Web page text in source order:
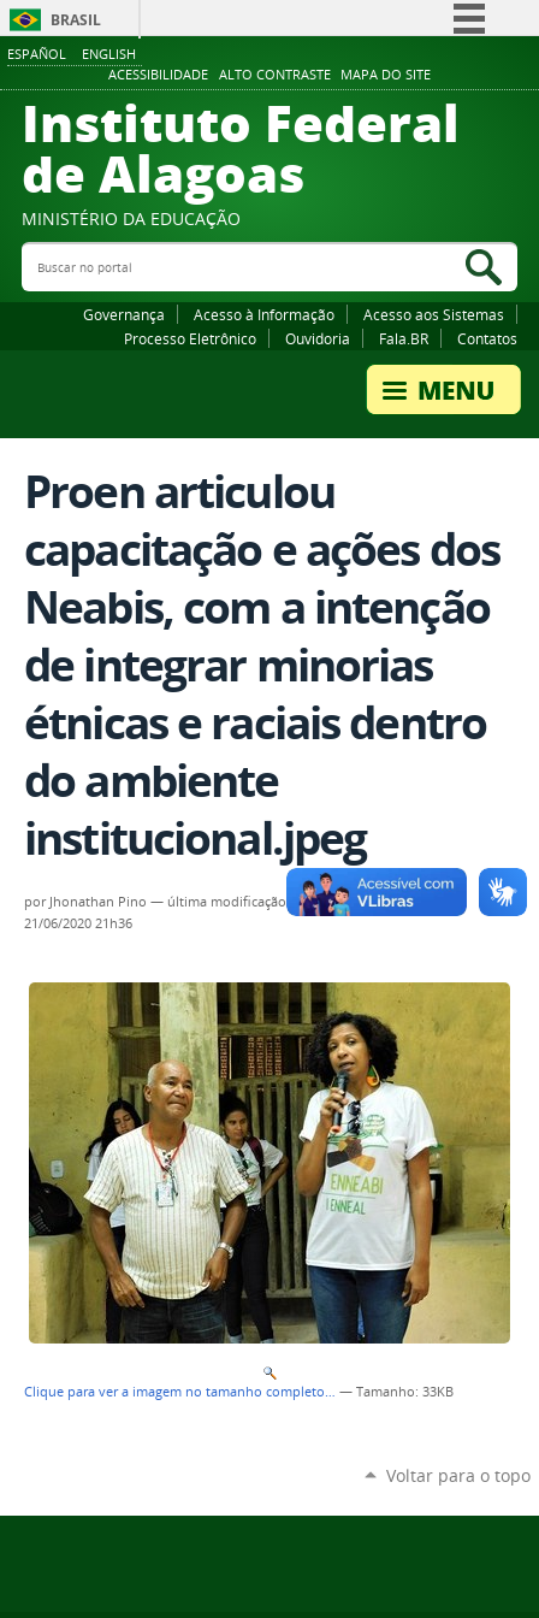
ESPAÑOL ENGLISH
ACESSIBILIDADE ALTO CONTRASTE MAPA DO SITE
BRASIL
Comunica BR
Participe
Canais
Instituto Federal
de Alagoas
MINISTÉRIO DA EDUCAÇÃO
Buscar no portal
Governança Acesso à Informação
Acesso aos Sistemas
Processo Eletrônico
Ouvidoria Fala.BR Contatos
Proen articulou
capacitação e ações dos
Neabis, com a intenção
de integrar minorias
étnicas e raciais dentro
do ambiente
institucional.jpeg
por Jhonathan Pino — última modificação
21/06/2020 21h36
Clique para ver a imagem no tamanho completo… — Tamanho: 33KB
Voltar para o topo